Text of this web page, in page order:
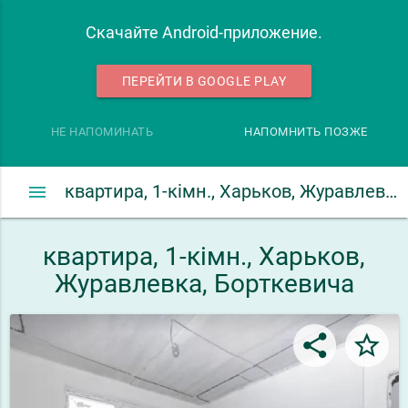
Скачайте Android-приложение.
ПЕРЕЙТИ В GOOGLE PLAY
НЕ НАПОМИНАТЬ НАПОМНИТЬ ПОЗЖЕ
квартира, 1-кімн., Харьков, Журавлевка, Борткевича
menu
квартира, 1-кімн., Харьков,
Журавлевка, Борткевича
share star_border